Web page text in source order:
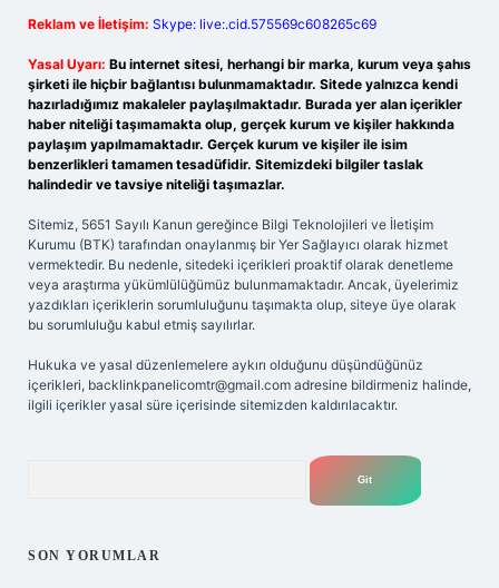
Reklam ve İletişim: Skype: live:.cid.575569c608265c69
Yasal Uyarı: Bu internet sitesi, herhangi bir marka, kurum veya şahıs
şirketi ile hiçbir bağlantısı bulunmamaktadır. Sitede yalnızca kendi
hazırladığımız makaleler paylaşılmaktadır. Burada yer alan içerikler
haber niteliği taşımamakta olup, gerçek kurum ve kişiler hakkında
paylaşım yapılmamaktadır. Gerçek kurum ve kişiler ile isim
benzerlikleri tamamen tesadüfidir. Sitemizdeki bilgiler taslak
halindedir ve tavsiye niteliği taşımazlar.
Sitemiz, 5651 Sayılı Kanun gereğince Bilgi Teknolojileri ve İletişim
Kurumu (BTK) tarafından onaylanmış bir Yer Sağlayıcı olarak hizmet
vermektedir. Bu nedenle, sitedeki içerikleri proaktif olarak denetleme
veya araştırma yükümlülüğümüz bulunmamaktadır. Ancak, üyelerimiz
yazdıkları içeriklerin sorumluluğunu taşımakta olup, siteye üye olarak
bu sorumluluğu kabul etmiş sayılırlar.
Hukuka ve yasal düzenlemelere aykırı olduğunu düşündüğünüz
içerikleri, backlinkpanelicomtr@gmail.com adresine bildirmeniz halinde,
ilgili içerikler yasal süre içerisinde sitemizden kaldırılacaktır.
SON YORUMLAR